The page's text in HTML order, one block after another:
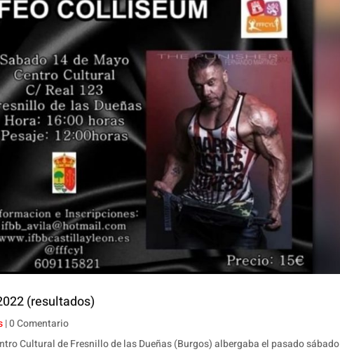
(resultados)
| 0 Comentario
Cultural de Fresnillo de las Dueñas (Burgos) albergaba el pasado sábado